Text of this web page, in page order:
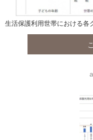
生活保護利用世帯における各